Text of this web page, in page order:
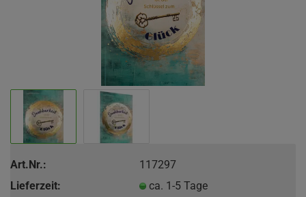
Art.Nr.:
117297
Lieferzeit:
ca. 1-5 Tage